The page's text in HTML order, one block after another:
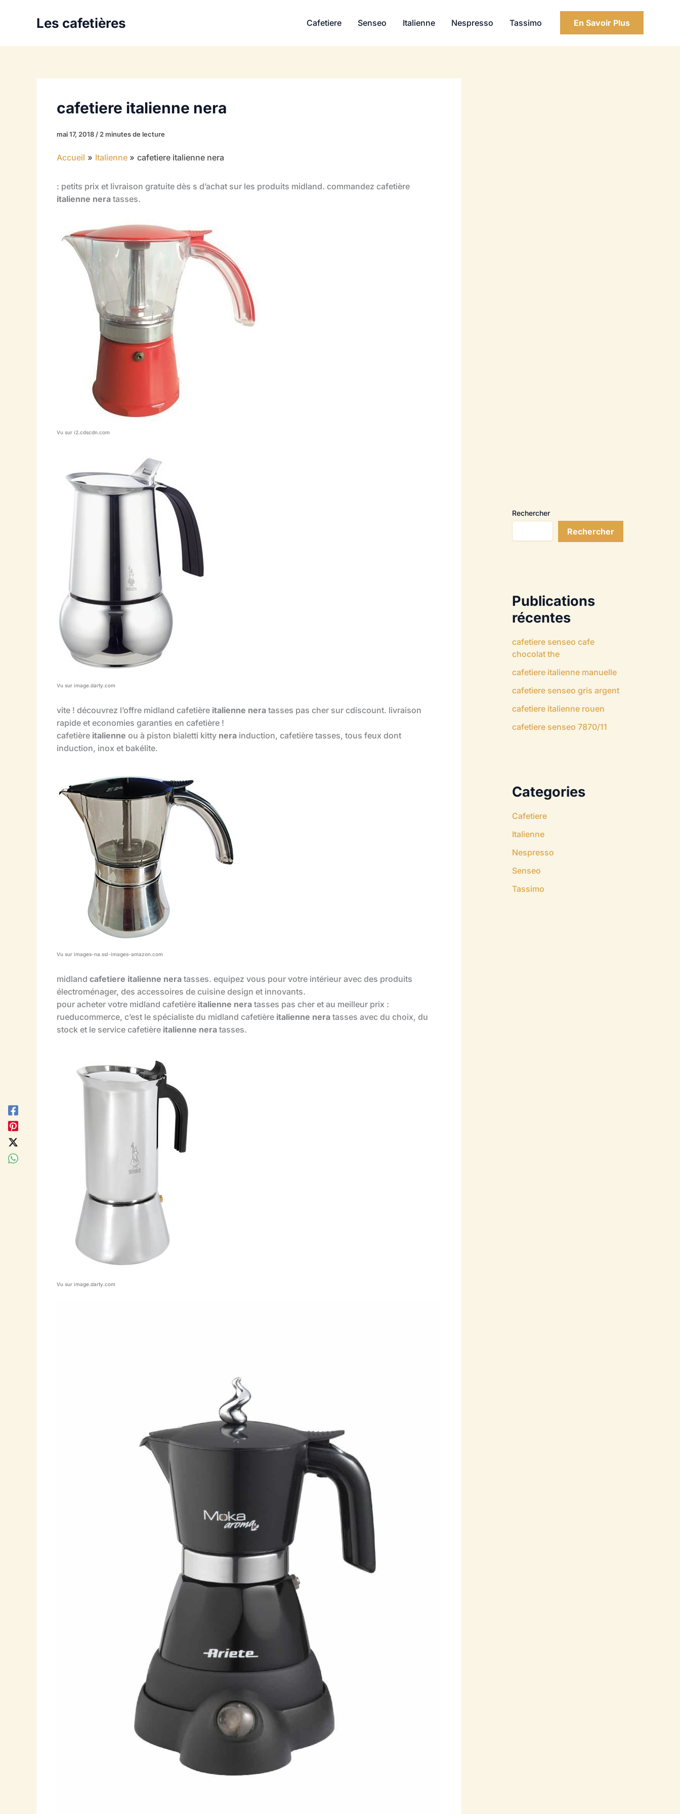
Les cafetières Cafetiere Senseo Italienne Nespresso Tassimo En Savoir Plus
cafetiere italienne nera
mai 17, 2018 / 2 minutes de lecture
Accueil Italienne cafetiere italienne nera
: petits prix et livraison gratuite dès s d’achat sur les produits midland. commandez cafetière
italienne nera tasses.
Vu sur i2.cdscdn.com
Vu sur image.darty.com
vite ! découvrez l’offre midland cafetière italienne nera tasses pas cher sur cdiscount. livraison
rapide et economies garanties en cafetière !
cafetière italienne ou à piston bialetti kitty nera induction, cafetière tasses, tous feux dont
induction, inox et bakélite.
Vu sur images-na.ssl-images-amazon.com
midland cafetiere italienne nera tasses. equipez vous pour votre intérieur avec des produits
électroménager, des accessoires de cuisine design et innovants.
pour acheter votre midland cafetière italienne nera tasses pas cher et au meilleur prix :
rueducommerce, c’est le spécialiste du midland cafetière italienne nera tasses avec du choix, du
stock et le service cafetière italienne nera tasses.
Vu sur image.darty.com
Rechercher
Rechercher
Publications
récentes
cafetiere senseo cafe
chocolat the
cafetiere italienne manuelle
cafetiere senseo gris argent
cafetiere italienne rouen
cafetiere senseo 7870/11
Categories
Cafetiere
Italienne
Nespresso
Senseo
Tassimo